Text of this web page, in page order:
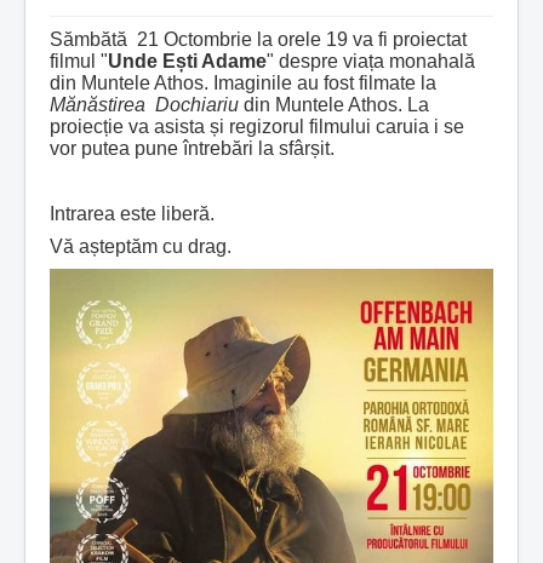
Contact
Sămbătă 21 Octombrie la orele 19 va fi proiectat
filmul "Unde Ești Adame" despre viața monahală
din Muntele Athos. Imaginile au fost filmate la
Mănăstirea Dochiariu din Muntele Athos. La
proiecție va asista și regizorul filmului caruia i se
vor putea pune întrebări la sfârșit.
Intrarea este liberă.
Vă așteptăm cu drag.